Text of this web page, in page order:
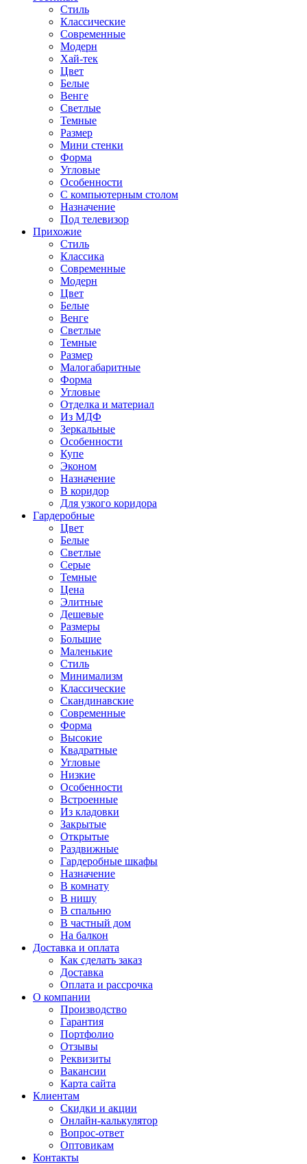
Стиль
Классические
Современные
Модерн
Хай-тек
Цвет
Белые
Венге
Светлые
Темные
Размер
Мини стенки
Форма
Угловые
Особенности
С компьютерным столом
Назначение
Под телевизор
Прихожие
Стиль
Классика
Современные
Модерн
Цвет
Белые
Венге
Светлые
Темные
Размер
Малогабаритные
Форма
Угловые
Отделка и материал
Из МДФ
Зеркальные
Особенности
Купе
Эконом
Назначение
В коридор
Для узкого коридора
Гардеробные
Цвет
Белые
Светлые
Серые
Темные
Цена
Элитные
Дешевые
Размеры
Большие
Маленькие
Стиль
Минимализм
Классические
Скандинавские
Современные
Форма
Высокие
Квадратные
Угловые
Низкие
Особенности
Встроенные
Из кладовки
Закрытые
Открытые
Раздвижные
Гардеробные шкафы
Назначение
В комнату
В нишу
В спальню
В частный дом
На балкон
Доставка и оплата
Как сделать заказ
Доставка
Оплата и рассрочка
О компании
Производство
Гарантия
Портфолио
Отзывы
Реквизиты
Вакансии
Карта сайта
Клиентам
Скидки и акции
Онлайн-калькулятор
Вопрос-ответ
Оптовикам
Контакты